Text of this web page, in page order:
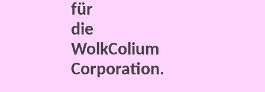
für
die
WolkColium
Corporation.